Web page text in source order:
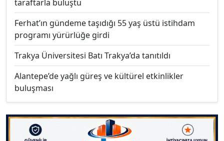
taraftarla buluştu
Ferhat’ın gündeme taşıdığı 55 yaş üstü istihdam
programı yürürlüğe girdi
Trakya Üniversitesi Batı Trakya’da tanıtıldı
Alantepe’de yağlı güreş ve kültürel etkinlikler
buluşması